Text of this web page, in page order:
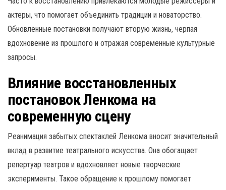
актеры, что помогает объединить традиции и новаторство.
Обновленные постановки получают вторую жизнь, черпая
вдохновение из прошлого и отражая современные культурные
запросы.
Влияние восстановленных
постановок Ленкома на
современную сцену
Реанимация забытых спектаклей Ленкома вносит значительный
вклад в развитие театрального искусства. Она обогащает
репертуар театров и вдохновляет новые творческие
эксперименты. Такое обращение к прошлому помогает